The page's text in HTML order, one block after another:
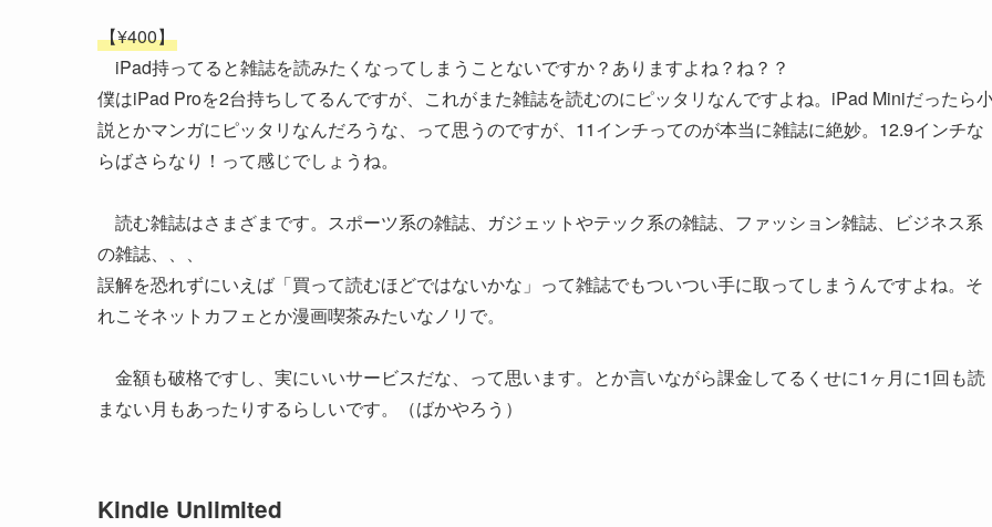
【¥400】
iPad持ってると雑誌を読みたくなってしまうことないですか？ありますよね？ね？？
僕はiPad Proを2台持ちしてるんですが、これがまた雑誌を読むのにピッタリなんですよね。iPad Miniだったら
説とかマンガにピッタリなんだろうな、って思うのですが、11インチってのが本当に雑誌に絶妙。12.9インチな
らばさらなり！って感じでしょうね。
読む雑誌はさまざまです。スポーツ系の雑誌、ガジェットやテック系の雑誌、ファッション雑誌、ビジネス系
の雑誌、、、
誤解を恐れずにいえば「買って読むほどではないかな」って雑誌でもついつい手に取ってしまうんですよね。そ
れこそネットカフェとか漫画喫茶みたいなノリで。
金額も破格ですし、実にいいサービスだな、って思います。とか言いながら課金してるくせに1ヶ月に1回も読
まない月もあったりするらしいです。（ばかやろう）
Kindle Unlimited